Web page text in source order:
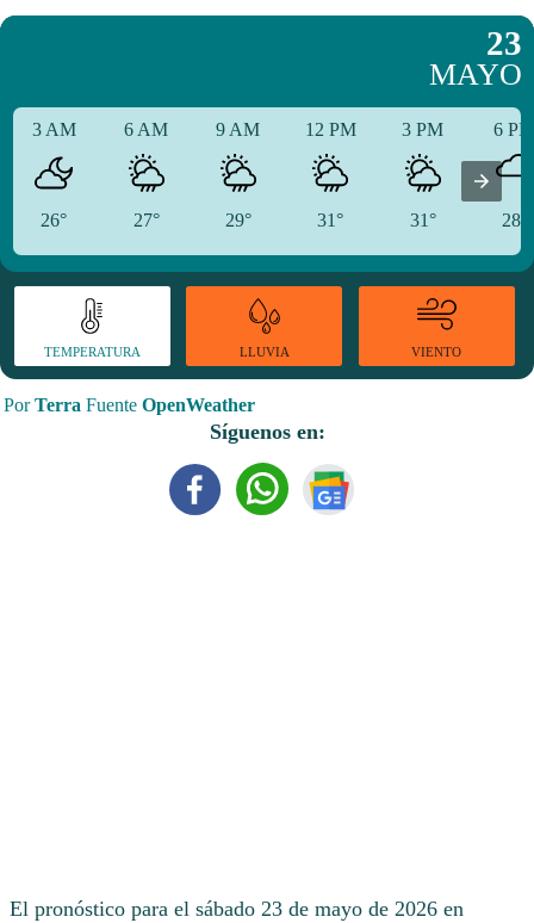
23
MAYO
3 AM
26°
6 AM
27°
9 AM
29°
12 PM
31°
3 PM
31°
6
28°
TEMPERATURA LLUVIA VIENTO
PorTerra Fuente OpenWeather
Síguenos en:
El pronóstico para el sábado 23 de mayo de 2026 en